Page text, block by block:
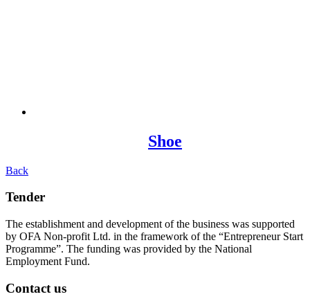
Shoe
Back
Tender
The establishment and development of the business was supported
by OFA Non-profit Ltd. in the framework of the “Entrepreneur Start
Programme”. The funding was provided by the National
Employment Fund.
Contact us